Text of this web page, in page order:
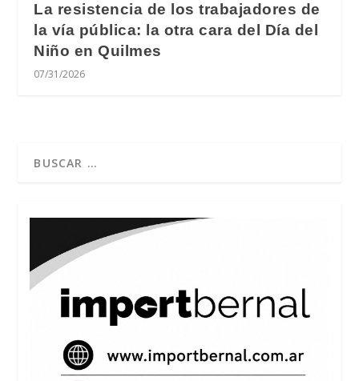
La resistencia de los trabajadores de
la vía pública: la otra cara del Día del
Niño en Quilmes
07/31/2026